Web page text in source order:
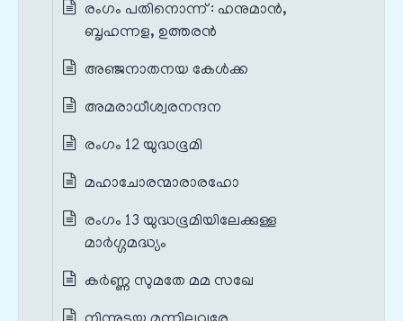
രംഗം പതിനൊന്ന് : ഹനുമാൻ,
ബൃഹന്നള, ഉത്തരൻ
അഞ്ജനാതനയ കേൾക്ക
അമരാധീശ്വരനന്ദന
രംഗം 12 യുദ്ധഭൂമി
മഹാചോരന്മാരാരഹോ
രംഗം 13 യുദ്ധഭൂമിയിലേക്കുള്ള
മാർഗ്ഗമദ്ധ്യം
കർണ്ണ സുമതേ മമ സഖേ